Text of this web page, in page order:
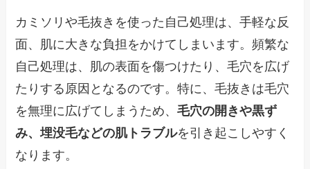
カミソリや毛抜きを使った自己処理は、手軽な反
面、肌に大きな負担をかけてしまいます。頻繁な
自己処理は、肌の表面を傷つけたり、毛穴を広げ
たりする原因となるのです。特に、毛抜きは毛穴
を無理に広げてしまうため、毛穴の開きや黒ず
み、埋没毛などの肌トラブルを引き起こしやすく
なります。